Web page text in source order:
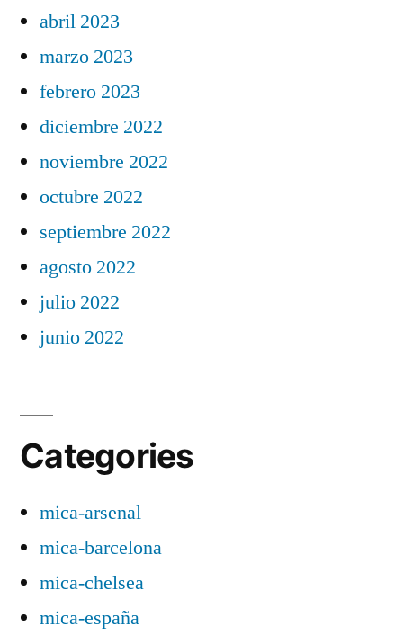
abril 2023
marzo 2023
febrero 2023
diciembre 2022
noviembre 2022
octubre 2022
septiembre 2022
agosto 2022
julio 2022
junio 2022
Categories
mica-arsenal
mica-barcelona
mica-chelsea
mica-españa